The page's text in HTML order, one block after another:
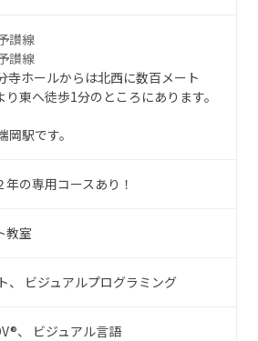
讃線
讃線
寺ホールからは北西に数百メート
東へ徒歩1分のところにあります。
駅です。
の専用コースあり！
教室
ビジュアルプログラミング
ビジュアル言語